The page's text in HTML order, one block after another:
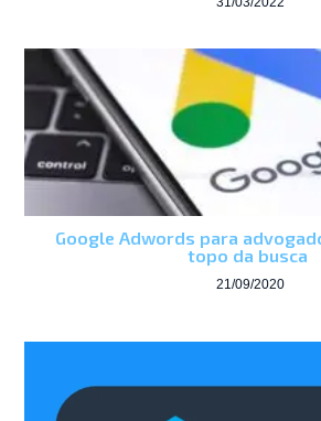
Google Adwords para
topo da busca
21/09/2020